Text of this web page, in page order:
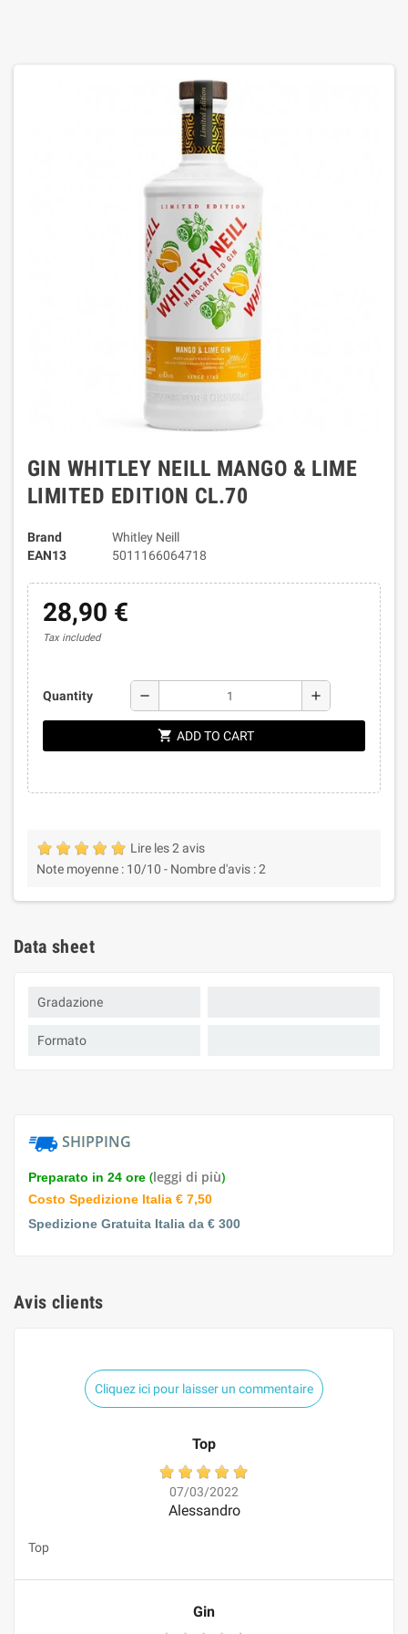
GIN WHITLEY NEILL MANGO & LIME
LIMITED EDITION CL.70
Brand
Whitley Neill
EAN13
5011166064718
28,90 €
Tax included
Quantity remove add
shopping_cart ADD TO CART
Lire les 2 avis
Note moyenne : 10/10 - Nombre d'avis :2
Data sheet
Gradazione
Formato
SHIPPING
Preparato in 24 ore (leggi di più)
Costo Spedizione Italia € 7,50
Spedizione Gratuita Italia da € 300
Avis clients
Cliquez ici pour laisser un commentaire
Top
07/03/2022
Alessandro
Top
Gin